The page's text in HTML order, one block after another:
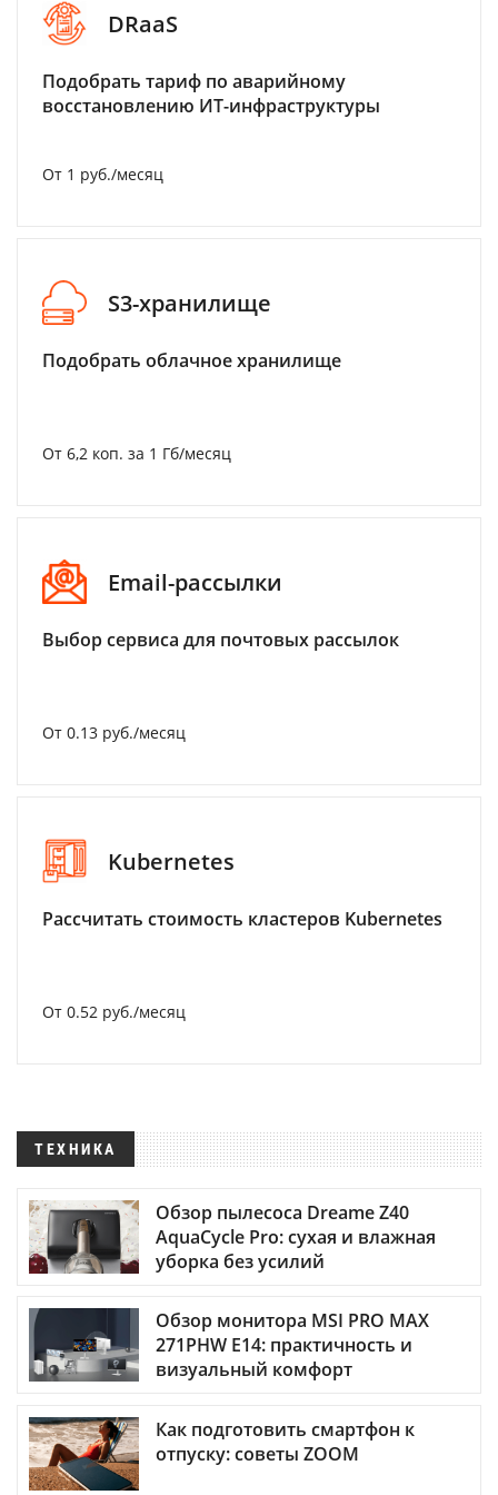
DRaaS
Подобрать тариф по аварийному
восстановлению ИТ-инфраструктуры
От 1 руб./месяц
S3-хранилище
Подобрать облачное хранилище
От 6,2 коп. за 1 Гб/месяц
Email-рассылки
Выбор сервиса для почтовых рассылок
От 0.13 руб./месяц
Kubernetes
Рассчитать стоимость кластеров Kubernetes
От 0.52 руб./месяц
ТЕХНИКА
Обзор пылесоса Dreame Z40
AquaCycle Pro: сухая и влажная
уборка без усилий
Обзор монитора MSI PRO MAX
271PHW E14: практичность и
визуальный комфорт
Как подготовить смартфон к
отпуску: советы ZOOM